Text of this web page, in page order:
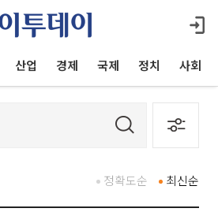
산업 경제 국제 정치 사회
최신순
정확도순